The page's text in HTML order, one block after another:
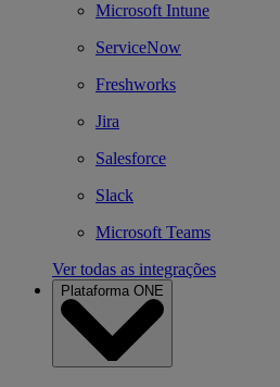
Microsoft Intune
ServiceNow
Freshworks
Jira
Salesforce
Slack
Microsoft Teams
Ver todas as integrações
Plataforma ONE